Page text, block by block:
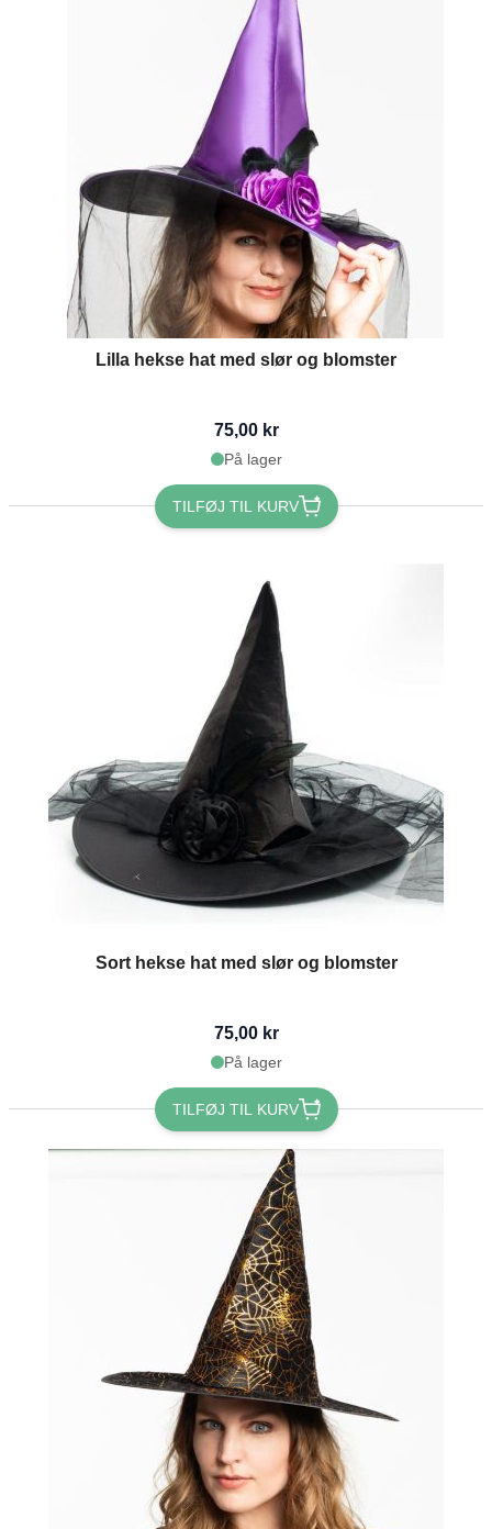
Lilla hekse hat med slør og blomster
75,00 kr
På lager
TILFØJ TIL KURV
Sort hekse hat med slør og blomster
75,00 kr
På lager
TILFØJ TIL KURV